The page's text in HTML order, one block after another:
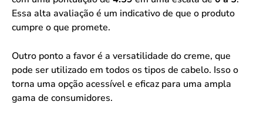
Essa alta avaliação é um indicativo de que o produto
cumpre o que promete.
Outro ponto a favor é a versatilidade do creme, que
pode ser utilizado em todos os tipos de cabelo. Isso o
torna uma opção acessível e eficaz para uma ampla
gama de consumidores.